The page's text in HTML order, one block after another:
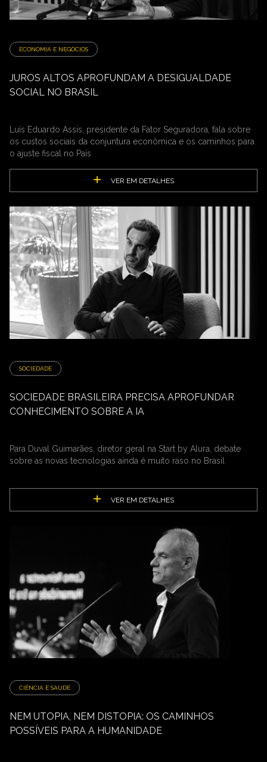
ECONOMIA E NEGÓCIOS
JUROS ALTOS APROFUNDAM A DESIGUALDADE
SOCIAL NO BRASIL
Luís Eduardo Assis, presidente da Fator Seguradora, fala sobre
os custos sociais da conjuntura econômica e os caminhos para
o ajuste fiscal no País
VER EM DETALHES
SOCIEDADE
SOCIEDADE BRASILEIRA PRECISA APROFUNDAR
CONHECIMENTO SOBRE A IA
Para Duval Guimarães, diretor geral na Start by Alura, debate
sobre as novas tecnologias ainda é muito raso no Brasil
VER EM DETALHES
CIÊNCIA E SAÚDE
NEM UTOPIA, NEM DISTOPIA: OS CAMINHOS
POSSÍVEIS PARA A HUMANIDADE